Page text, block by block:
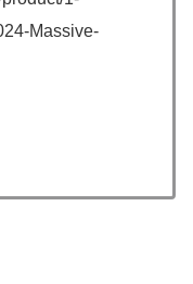
Massive-